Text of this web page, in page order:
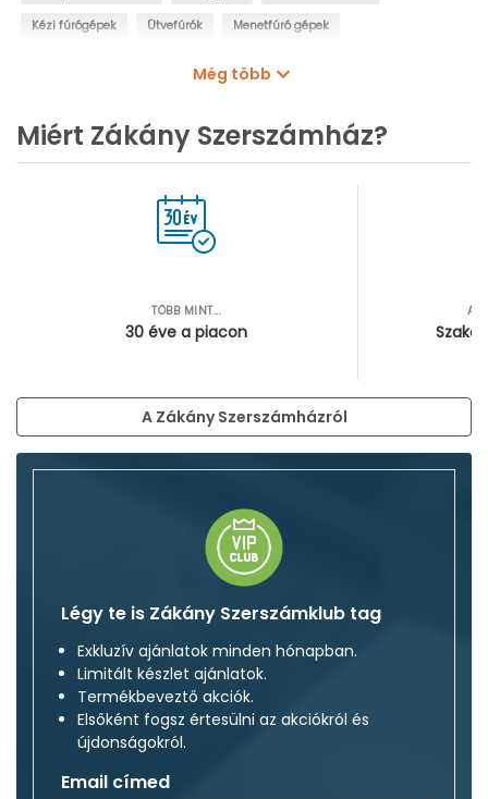
Kézi fúrógépek Ütvefúrók Menetfúró gépek
Még több
Miért Zákány Szerszámház?
TÖBB MINT...
30 éve a piacon
A Zákány Szerszámházról
Légy te is Zákány Szerszámklub tag
Exkluzív ajánlatok minden hónapban.
Limitált készlet ajánlatok.
Termékbeveztő akciók.
Elsőként fogsz értesülni az akciókról és
újdonságokról.
Email címed